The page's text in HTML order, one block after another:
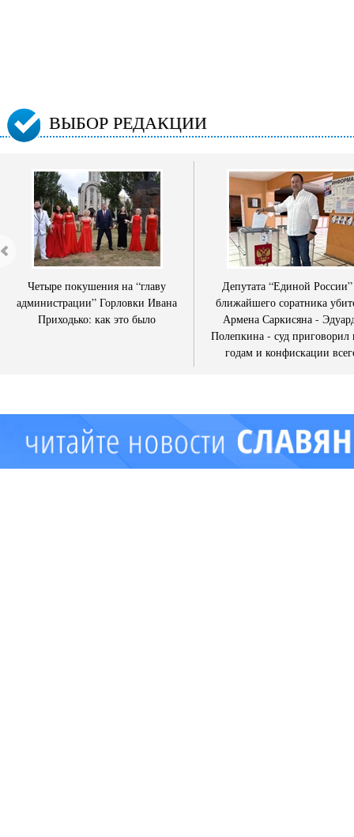
ВЫБОР РЕДАКЦИИ
Четыре покушения на “главу
администрации” Горловки Ивана
Приходько: как это было
Депутата “Единой
ближайшего соратника
Армена Саркисяна -
Полепкина - суд приговорил
годам и конфискации